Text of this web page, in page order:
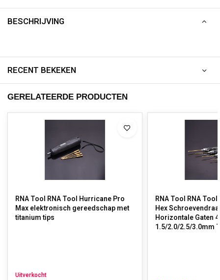
BESCHRIJVING
RECENT BEKEKEN
GERELATEERDE PRODUCTEN
RNA Tool RNA Tool Hurricane Pro
Max elektronisch gereedschap met
titanium tips
Uitverkocht
RNA Tool RNA Tool Hurricane1103
Hex
Horizontale Gaten
1.5/2.0/2.5/3.0mm